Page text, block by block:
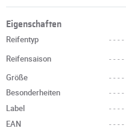
Eigenschaften
Reifentyp ----
Reifensaison
----
Größe
----
Besonderheiten ----
Label
----
EAN ----